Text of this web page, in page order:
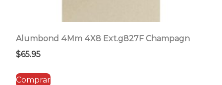
Alumbond 4Mm 4X8 Ext.g827F Champagn
$65.95
Comprar